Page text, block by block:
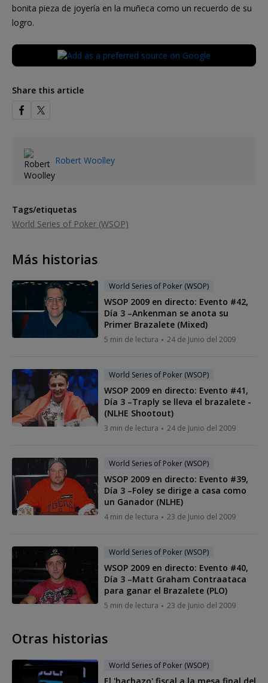
bonita pieza de joyería en la muñeca como un recuerdo de su
logro.
Share this article
Robert Woolley
Tags/etiquetas
World Series of Poker (WSOP)
Más historias
World Series of Poker (WSOP)
WSOP 2009 en directo: Evento #42,
Día 3 –Ankenman se anota su
Primer Brazalete (Mixed)
5 min de lectura 24 de Junio del 2009
World Series of Poker (WSOP)
WSOP 2009 en directo: Evento #41,
Día 3 –Traply se lleva el brazalete -
(NLHE Shootout)
3 min de lectura 24 de Junio del 2009
World Series of Poker (WSOP)
WSOP 2009 en directo: Evento #39,
Día 3 –Foley se dirige a casa como
un Ganador (NLHE)
4 min de lectura 23 de Junio del 2009
World Series of Poker (WSOP)
WSOP 2009 en directo: Evento #40,
Día 3 –Matt Graham Contraataca
para ganar el Brazalete (PLO)
5 min de lectura 23 de Junio del 2009
Otras historias
World Series of Poker (WSOP)